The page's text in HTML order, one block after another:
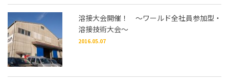
溶接大会開催！ ～ワールド全社員参加型・
溶接技術大会～
2016.05.07